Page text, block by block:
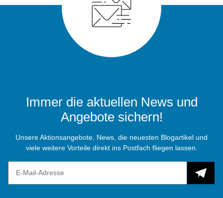
Immer die aktuellen News und
Angebote sichern!
Unsere Aktionsangebote, News, die neuesten Blogartikel und
viele weitere Vorteile direkt ins Postfach fliegen lassen.